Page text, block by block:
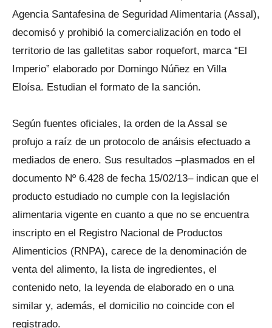
Agencia Santafesina de Seguridad Alimentaria (Assal),
decomisó y prohibió la comercialización en todo el
territorio de las galletitas sabor roquefort, marca “El
Imperio” elaborado por Domingo Núñez en Villa
Eloísa. Estudian el formato de la sanción.
Según fuentes oficiales, la orden de la Assal se
profujo a raíz de un protocolo de anáisis efectuado a
mediados de enero. Sus resultados –plasmados en el
documento Nº 6.428 de fecha 15/02/13– indican que el
producto estudiado no cumple con la legislación
alimentaria vigente en cuanto a que no se encuentra
inscripto en el Registro Nacional de Productos
Alimenticios (RNPA), carece de la denominación de
venta del alimento, la lista de ingredientes, el
contenido neto, la leyenda de elaborado en o una
similar y, además, el domicilio no coincide con el
registrado.